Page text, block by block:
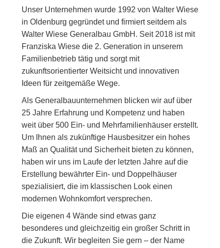
Unser Unternehmen wurde 1992 von Walter Wiese
in Oldenburg gegründet und firmiert seitdem als
Walter Wiese Generalbau GmbH. Seit 2018 ist mit
Franziska Wiese die 2. Generation in unserem
Familienbetrieb tätig und sorgt mit
zukunftsorientierter Weitsicht und innovativen
Ideen für zeitgemäße Wege.
Als Generalbauunternehmen blicken wir auf über
25 Jahre Erfahrung und Kompetenz und haben
weit über 500 Ein- und Mehrfamilienhäuser erstellt.
Um Ihnen als zukünftige Hausbesitzer ein hohes
Maß an Qualität und Sicherheit bieten zu können,
haben wir uns im Laufe der letzten Jahre auf die
Erstellung bewährter Ein- und Doppelhäuser
spezialisiert, die im klassischen Look einen
modernen Wohnkomfort versprechen.
Die eigenen 4 Wände sind etwas ganz
besonderes und gleichzeitig ein großer Schritt in
die Zukunft. Wir begleiten Sie gern – der Name